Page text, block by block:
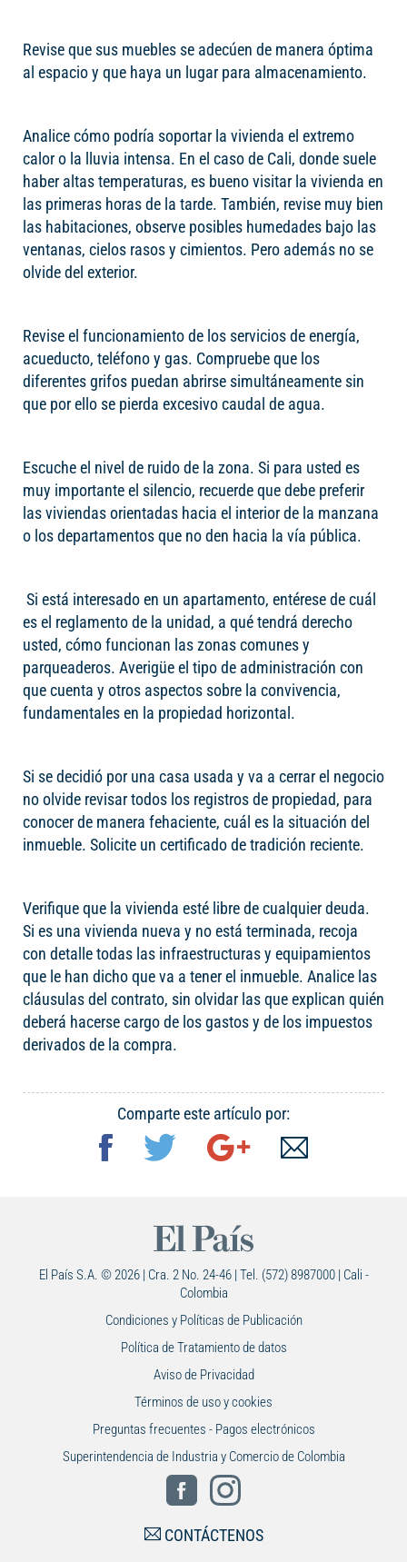
Revise que sus muebles se adecúen de manera óptima
al espacio y que haya un lugar para almacenamiento.
Analice cómo podría soportar la vivienda el extremo
calor o la lluvia intensa. En el caso de Cali, donde suele
haber altas temperaturas, es bueno visitar la vivienda en
las primeras horas de la tarde. También, revise muy bien
las habitaciones, observe posibles humedades bajo las
ventanas, cielos rasos y cimientos. Pero además no se
olvide del exterior.
Revise el funcionamiento de los servicios de energía,
acueducto, teléfono y gas. Compruebe que los
diferentes grifos puedan abrirse simultáneamente sin
que por ello se pierda excesivo caudal de agua.
Escuche el nivel de ruido de la zona. Si para usted es
muy importante el silencio, recuerde que debe preferir
las viviendas orientadas hacia el interior de la manzana
o los departamentos que no den hacia la vía pública.
Si está interesado en un apartamento, entérese de cuál
es el reglamento de la unidad, a qué tendrá derecho
usted, cómo funcionan las zonas comunes y
parqueaderos. Averigüe el tipo de administración con
que cuenta y otros aspectos sobre la convivencia,
fundamentales en la propiedad horizontal.
Si se decidió por una casa usada y va a cerrar el negocio
no olvide revisar todos los registros de propiedad, para
conocer de manera fehaciente, cuál es la situación del
inmueble. Solicite un certificado de tradición reciente.
Verifique que la vivienda esté libre de cualquier deuda.
Si es una vivienda nueva y no está terminada, recoja
con detalle todas las infraestructuras y equipamientos
que le han dicho que va a tener el inmueble. Analice las
cláusulas del contrato, sin olvidar las que explican quién
deberá hacerse cargo de los gastos y de los impuestos
derivados de la compra.
Comparte este artículo por:
El País S.A. © 2026 | Cra. 2 No. 24-46 | Tel. (572) 8987000 | Cali -
Colombia
Condiciones y Políticas de Publicación
Política de Tratamiento de datos
Aviso de Privacidad
Términos de uso y cookies
Preguntas frecuentes - Pagos electrónicos
Superintendencia de Industria y Comercio de Colombia
CONTÁCTENOS